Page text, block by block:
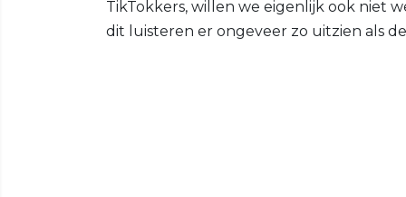
TikTokkers, willen we eigenlijk ook niet
dit luisteren er ongeveer zo uitzien als